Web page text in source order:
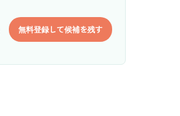
無料登録して候補を残す